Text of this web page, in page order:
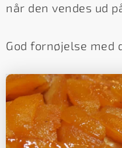
når den vendes ud
God fornøjelse med